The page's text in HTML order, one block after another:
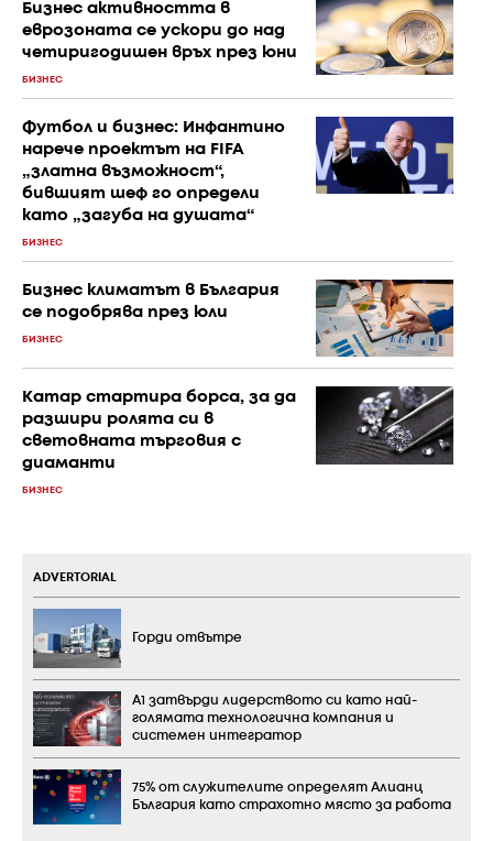
Бизнес активността в
еврозоната се ускори до над
четиригодишен връх през юни
БИЗНЕС
Футбол и бизнес: Инфантино
нарече проектът на FIFA
„златна възможност“,
бившият шеф го определи
като „загуба на душата“
БИЗНЕС
Бизнес климатът в България
се подобрява през юли
БИЗНЕС
Катар стартира борса, за да
разшири ролята си в
световната търговия с
диаманти
БИЗНЕС
ADVERTORIAL
Горди отвътре
А1 затвърди лидерството си като най-
голямата технологична компания и
системен интегратор
75% от служителите определят Алианц
България като страхотно място за работа